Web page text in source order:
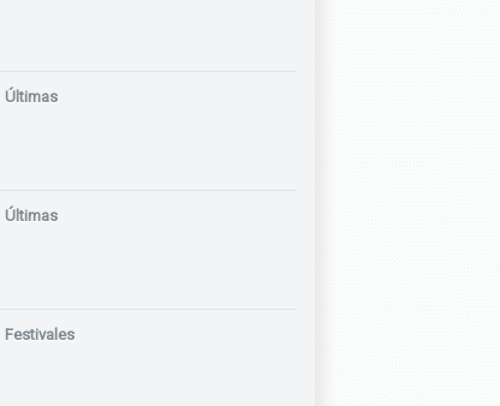
Últimas
Últimas
Festivales